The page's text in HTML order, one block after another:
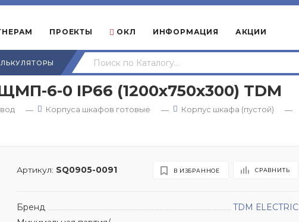
ПРОЕКТЫ ОКЛ ИНФОРМАЦИЯ АКЦИИ
6-0 IP66 (1200х750х300) TDM
— Корпуса шкафов готовые — Корпус шкафа (пустой)
—
Артикул: SQ0905-0091 В ИЗБРАННОЕ СРАВНИТЬ
Бренд
TDM ЕLECTRIC